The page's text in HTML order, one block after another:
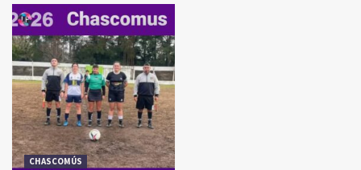
CHASCOMÚS